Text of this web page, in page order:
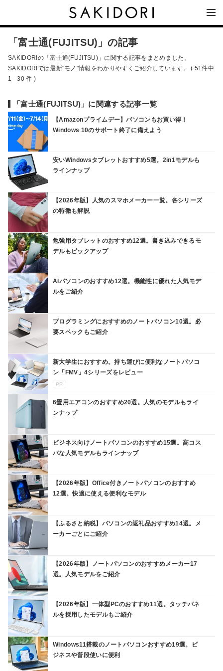
「富士通(FUJITSU)」の記事
SAKIDORIの「富士通(FUJITSU)」に関する記事をまとめました。
SAKIDORIでは最新"モノ"情報をわかりやすくご紹介しています。 ( 51件中
1 - 30 件 )
「富士通(FUJITSU)」に関連する記事一覧
【Amazonプライムデー】パソコンもお買い得！
Windows 10のサポート終了に備えよう
安いWindowsタブレットおすすめ5選。2in1モデルも
ラインナップ
【2026年版】人気のスマホメーカー一覧。各シリーズ
の特徴も解説
勉強用タブレットのおすすめ12選。書き込みできるモ
デルもピックアップ
AIパソコンのおすすめ12選。機能性に優れた人気モデ
ルをご紹介
プログラミングにおすすめのノートパソコン10選。必
要スペックもご紹介
新大学生におすすめ。持ち運びに便利なノートパソコ
ン「FMV」4シリーズをレビュー
PR
6畳用エアコンのおすすめ20選。人気のモデルもライ
ンナップ
ビジネス向けノートパソコンのおすすめ15選。高コス
パな人気モデルもラインナップ
【2026年版】Office付きノートパソコンのおすすめ
12選。快適に使える便利なモデル
【ふるさと納税】パソコンの返礼品おすすめ14選。メ
ーカーごとにご紹介
【2026年版】ノートパソコンのおすすめメーカー17
選。人気モデルをご紹介
【2026年版】一体型PCのおすすめ11選。タッチパネ
ルを採用したモデルもご紹介
Windows11搭載のノートパソコンおすすめ19選。ビ
ジネスや普段使いに便利